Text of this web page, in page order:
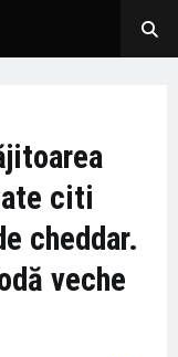
citi
cheddar.
veche